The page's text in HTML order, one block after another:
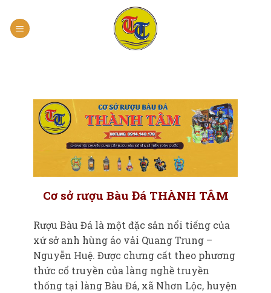
content
Cơ sở rượu Bàu Đá THÀNH TÂM
Rượu Bàu Đá là một đặc sản nổi tiếng của
xứ sở anh hùng áo vải Quang Trung –
Nguyễn Huệ. Được chưng cất theo phương
thức cổ truyền của làng nghề truyền
thống tại làng Bàu Đá, xã Nhơn Lộc, huyện